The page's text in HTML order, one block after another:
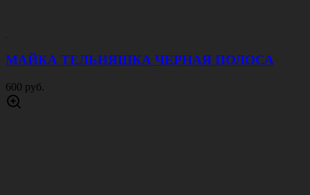
МАЙКА ТЕЛЬНЯШКА ЧЕРНАЯ ПОЛОСА
600 руб.